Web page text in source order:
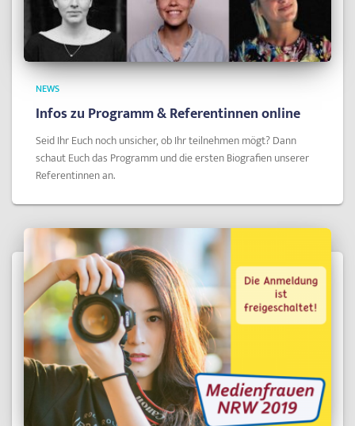
NEWS
Infos zu Programm & Referentinnen online
Seid Ihr Euch noch unsicher, ob Ihr teilnehmen mögt? Dann
schaut Euch das Programm und die ersten Biografien unserer
Referentinnen an.